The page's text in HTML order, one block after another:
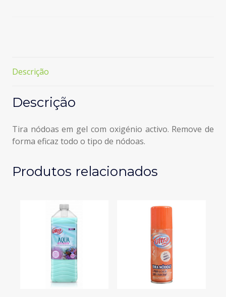
em
Gel
Descrição
Descrição
Tira nódoas em gel com oxigénio activo. Remove de
forma eficaz todo o tipo de nódoas.
Produtos relacionados